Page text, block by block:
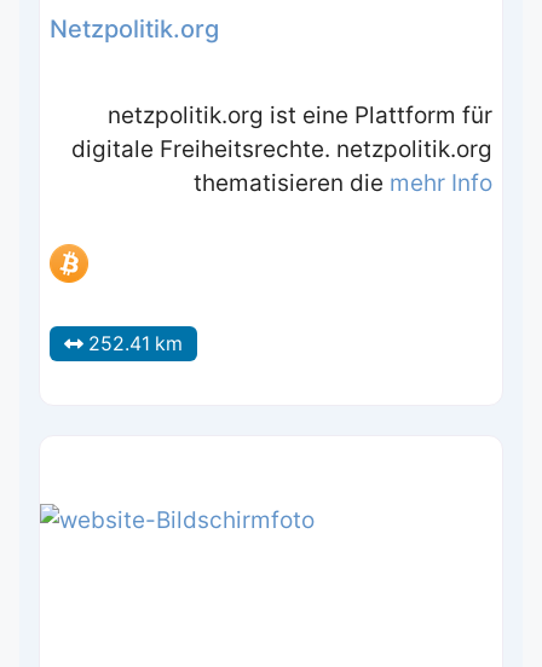
Netzpolitik.org
netzpolitik.org ist eine Plattform für
digitale Freiheitsrechte. netzpolitik.org
thematisieren die mehr Info
252.41 km